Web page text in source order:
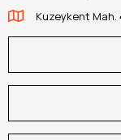
Kuzeykent Mah.